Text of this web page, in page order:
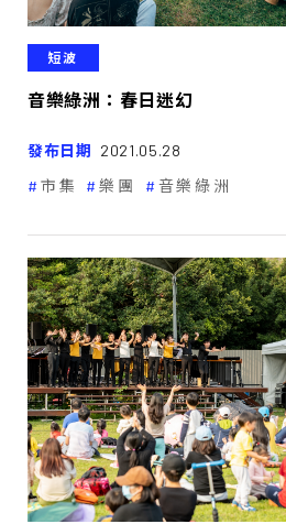
短波
音樂綠洲：春日迷幻
發布日期 2021.05.28
市集
樂團 音樂綠洲